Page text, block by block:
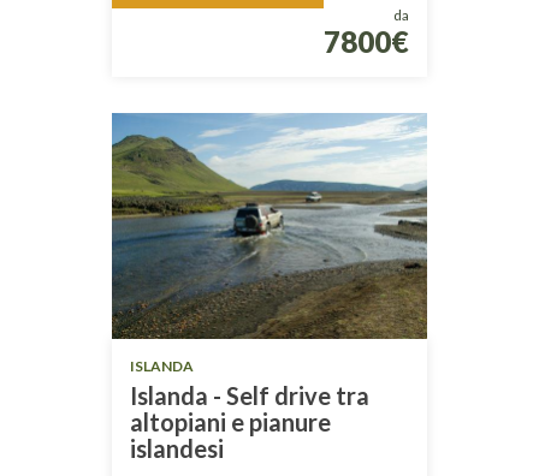
da
7800€
ISLANDA
Islanda - Self drive tra
altopiani e pianure
islandesi